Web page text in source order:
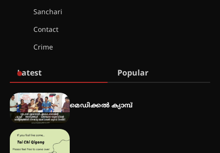
2026 കവിതാ ചർച്ച കാട്ടൂർ, ടി. കെ.
ബാലൻ ഹാളിൽ 16ന്
Sanchari
Contact
Crime
Latest Popular
മെഡിക്കൽ ക്യാമ്പ്